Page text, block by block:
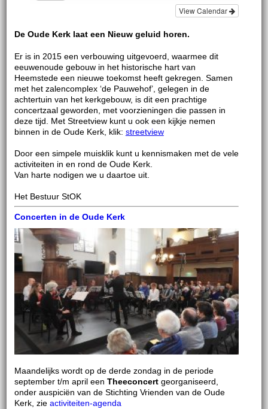
View Calendar
De Oude Kerk laat een Nieuw geluid horen.
Er is in 2015 een verbouwing uitgevoerd, waarmee dit
eeuwenoude gebouw in het historische hart van
Heemstede een nieuwe toekomst heeft gekregen. Samen
met het zalencomplex ‘de Pauwehof’, gelegen in de
achtertuin van het kerkgebouw, is dit een prachtige
concertzaal geworden, met voorzieningen die passen in
deze tijd. Met Streetview kunt u ook een kijkje nemen
binnen in de Oude Kerk, klik: streetview
Door een simpele muisklik kunt u kennismaken met de vele
activiteiten in en rond de Oude Kerk.
Van harte nodigen we u daartoe uit.
Het Bestuur StOK
Concerten in de Oude Kerk
Maandelijks wordt op de derde zondag in de periode
september t/m april een Theeconcert georganiseerd,
onder auspiciën van de Stichting Vrienden van de Oude
Kerk, zie activiteiten-agenda